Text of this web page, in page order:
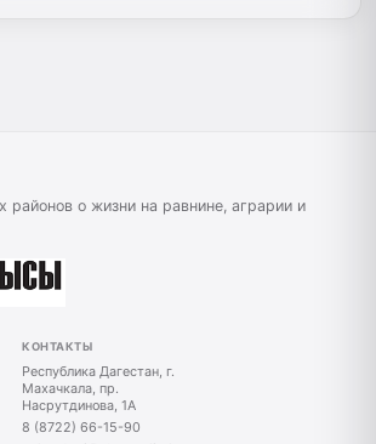
районов о жизни на равнине, аграрии и
КОНТАКТЫ
Республика Дагестан, г.
Махачкала, пр.
Насрутдинова, 1А
8 (8722) 66-15-90